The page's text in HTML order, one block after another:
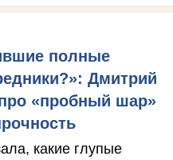
полные
Дмитрий
«пробный шар»
какие глупые